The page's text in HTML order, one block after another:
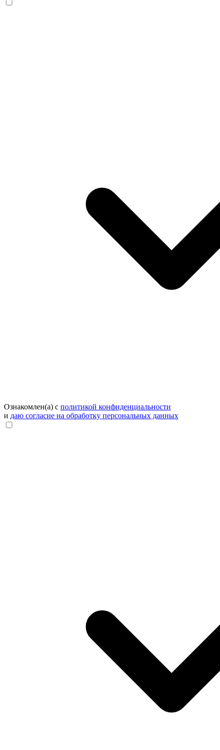
Ознакомлен(а) с политикой конфиденциальности
и даю согласие на обработку персональных данных